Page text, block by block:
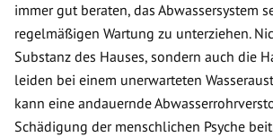
immer gut beraten, das Abwassersystem
regelmäßigen Wartung zu unterziehen.
Substanz des Hauses, sondern auch die
leiden bei einem unerwarteten
kann eine andauernde
Schädigung der menschlichen Psyche